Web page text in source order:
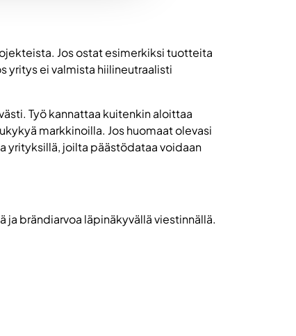
Jos ostat esimerkiksi tuotteita
yritys ei valmista hiilineutraalisti
Työ kannattaa kuitenkin aloittaa
markkinoilla. Jos huomaat olevasi
yrityksillä, joilta päästödataa voidaan
ja brändiarvoa läpinäkyvällä viestinnällä.